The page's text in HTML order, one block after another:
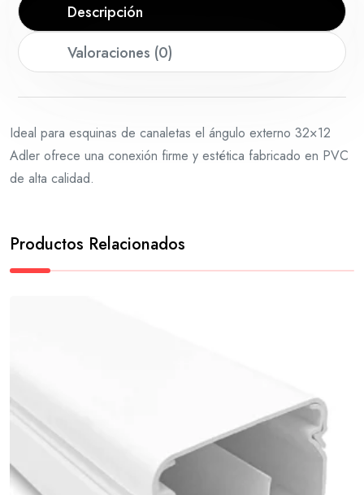
Descripción
Valoraciones (0)
Ideal para esquinas de canaletas el ángulo externo 32×12
Adler ofrece una conexión firme y estética fabricado en PVC
de alta calidad.
Productos Relacionados